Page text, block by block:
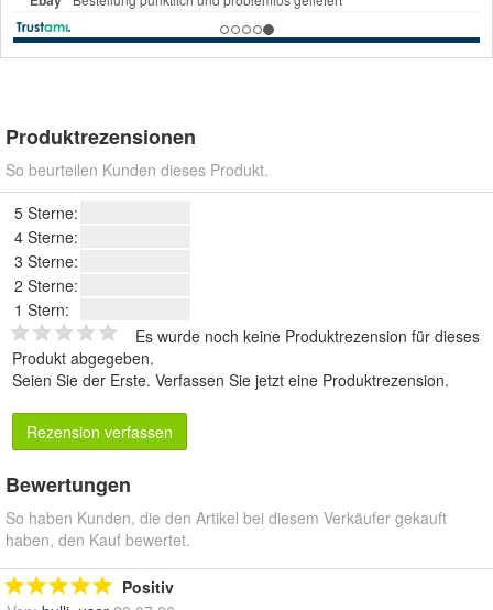
Produktrezensionen
So beurteilen Kunden dieses Produkt.
5 Sterne:
4 Sterne:
3 Sterne:
2 Sterne:
1 Stern:
Es wurde noch keine Produktrezension für dieses
Produkt abgegeben.
Seien Sie der Erste. Verfassen Sie jetzt eine Produktrezension.
Rezension verfassen
Bewertungen
So haben Kunden, die den Artikel bei diesem Verkäufer gekauft
haben, den Kauf bewertet.
Positiv